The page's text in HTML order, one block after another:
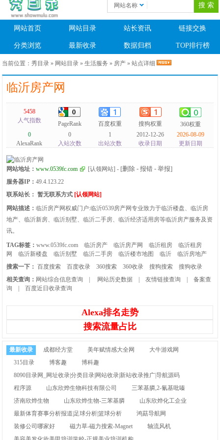
网站名称
网站首页 网站目录 站长资讯 链接交换
分类浏览 最新收录 数据归档 TOP排行榜
当前位置：秀目录 » 网站目录 »生活服务 » 房产 » 站点详细
临沂房产网
5458
人气指数
PageRank 百度权重 搜狗权重
360权重
0
AlexaRank
0
入站次数
1
出站次数
2012-12-26
收录日期
2026-08-09
更新日期
网站地址：www.0539fc.com [认领网站] - [删除 - 报错 - 举报]
服务器IP：49.4.123.22
联系站长： 暂无联系方式 [认领网站]
网站描述：临沂房产网权威门户:临沂0539房产网专业致力于临沂楼盘、临沂房
地产、临沂新房、临沂别墅、临沂二手房、临沂经济适用房等临沂房产服务及资
讯。
TAG标签：www.0539fc.com 临沂房产 临沂房产网 临沂租房
临沂租房
网
临沂新楼盘 临沂别墅 临沂二手房 临沂楼市地图 临沂
临沂房地产
搜索一下： 百度搜索 百度收录 360搜索 360收录 搜狗搜索
搜狗收录
相关查询： 网站综合信息查询 网站历史数据 |友情链接查询 |备案查
询
|百度近日收录查询
Alexa排名走势
搜索流量占比
最新收录 成都经方堂 美年赋情感大全网
大牛游戏网
315目录
博客趣
博科趣
8090目录网_网址收录|分类目录|网站收录|新站收录推广|导航源码
程序源
山东欣烨生物科技有限公司
三苯基膦,2-氰基吡嗪
济南欣烨生物
山东欣烨生物-三苯基膦
山东欣烨化工企业
最新体育赛事分析报道|足球分析|篮球分析
鸿菇导航网
装修公司哪家好
磁力草-磁力搜索-Magnet
轴流风机